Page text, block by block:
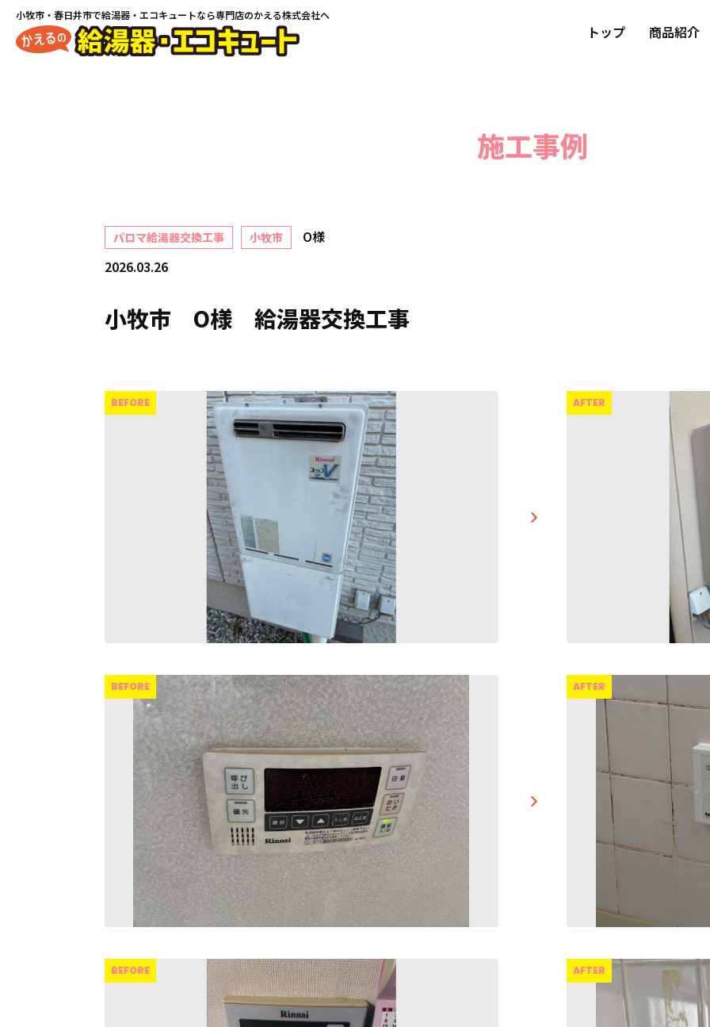
小牧市・春日井市で給湯器・エコキュートなら専門店のかえる株式会社へ
トップ 商品紹介
施工事例
パロマ給湯器交換工事 小牧市
O様
2026.03.26
小牧市 O様 給湯器交換工事